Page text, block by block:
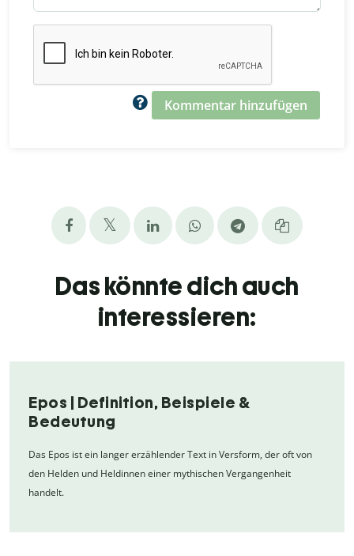
Kommentar hinzufügen
Das könnte dich auch
interessieren:
Epos | Definition, Beispiele &
Bedeutung
Das Epos ist ein langer erzählender Text in Versform, der oft von
den Helden und Heldinnen einer mythischen Vergangenheit
handelt.